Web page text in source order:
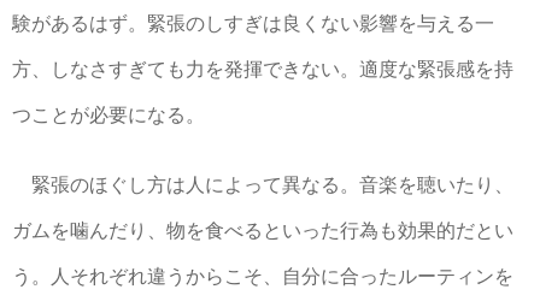
験があるはず。緊張のしすぎは良くない影響を与える一
方、しなさすぎても力を発揮できない。適度な緊張感を持
つことが必要になる。
緊張のほぐし方は人によって異なる。音楽を聴いたり、
ガムを噛んだり、物を食べるといった行為も効果的だとい
う。人それぞれ違うからこそ、自分に合ったルーティンを